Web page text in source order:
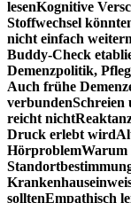
lesenKognitive
Stoffwechsel
nicht einfach
Buddy-Check
Demenzpolitik,
Auch frühe
verbundenSchreien
reicht nicht
Druck erlebt wird
HörproblemWarum
solltenEmpathisch